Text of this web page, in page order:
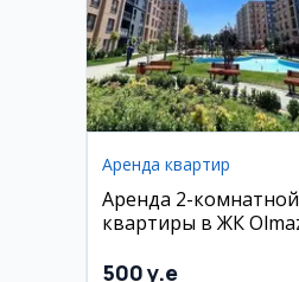
Аренда квартир
Аренда 2-комнатной
квартиры в ЖК
500 y.e